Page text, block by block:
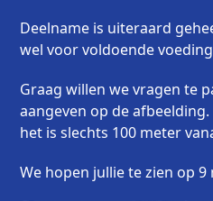
Deelname is uiteraard
wel voor voldoende
Graag willen we vragen te
aangeven op de
het is slechts 100 meter
We hopen jullie te zien op 9